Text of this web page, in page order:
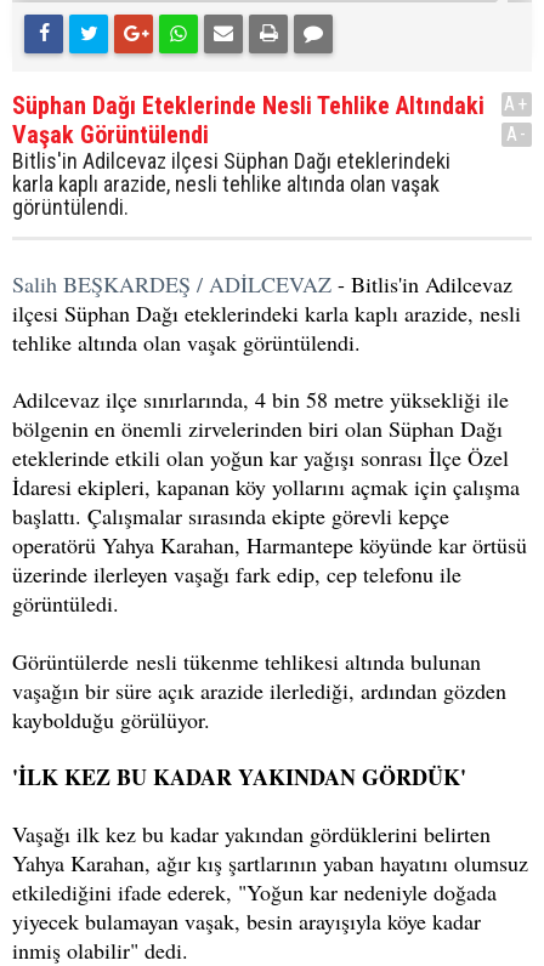
Süphan Dağı Eteklerinde Nesli Tehlike Altındaki
Vaşak Görüntülendi
Bitlis'in Adilcevaz ilçesi Süphan Dağı eteklerindeki
karla kaplı arazide, nesli tehlike altında olan vaşak
görüntülendi.
A+
A-
Salih BEŞKARDEŞ / ADİLCEVAZ - Bitlis'in Adilcevaz
ilçesi Süphan Dağı eteklerindeki karla kaplı arazide, nesli
tehlike altında olan vaşak görüntülendi.
Adilcevaz ilçe sınırlarında, 4 bin 58 metre yüksekliği ile
bölgenin en önemli zirvelerinden biri olan Süphan Dağı
eteklerinde etkili olan yoğun kar yağışı sonrası İlçe Özel
İdaresi ekipleri, kapanan köy yollarını açmak için çalışma
başlattı. Çalışmalar sırasında ekipte görevli kepçe
operatörü Yahya Karahan, Harmantepe köyünde kar örtüsü
üzerinde ilerleyen vaşağı fark edip, cep telefonu ile
görüntüledi.
Görüntülerde nesli tükenme tehlikesi altında bulunan
vaşağın bir süre açık arazide ilerlediği, ardından gözden
kaybolduğu görülüyor.
'İLK KEZ BU KADAR YAKINDAN GÖRDÜK'
Vaşağı ilk kez bu kadar yakından gördüklerini belirten
Yahya Karahan, ağır kış şartlarının yaban hayatını olumsuz
etkilediğini ifade ederek, "Yoğun kar nedeniyle doğada
yiyecek bulamayan vaşak, besin arayışıyla köye kadar
inmiş olabilir" dedi.